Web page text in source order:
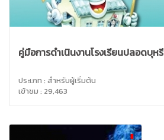
คู่มือการดำเนินงานโรงเรียนปลอดบุหรี่
ประเภท : สำหรับผู้เริ่มต้น
เข้าชม : 29,463